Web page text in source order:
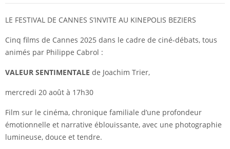
LE FESTIVAL DE CANNES S’INVITE AU KINEPOLIS BEZIERS
Cinq films de Cannes 2025 dans le cadre de ciné-débats, tous
animés par Philippe Cabrol :
VALEUR SENTIMENTALE de Joachim Trier,
mercredi 20 août à 17h30
Film sur le cinéma, chronique familiale d’une profondeur
émotionnelle et narrative éblouissante, avec une photographie
lumineuse, douce et tendre.